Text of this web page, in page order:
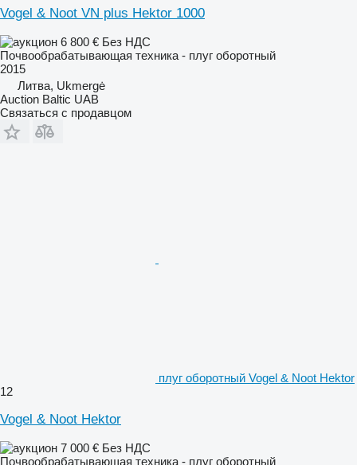
Vogel & Noot VN plus Hektor 1000
6 800 € Без НДС
Почвообрабатывающая техника - плуг оборотный
2015
Литва, Ukmergė
Auction Baltic UAB
Связаться с продавцом
плуг оборотный Vogel & Noot Hektor
12
Vogel & Noot Hektor
7 000 € Без НДС
Почвообрабатывающая техника - плуг оборотный